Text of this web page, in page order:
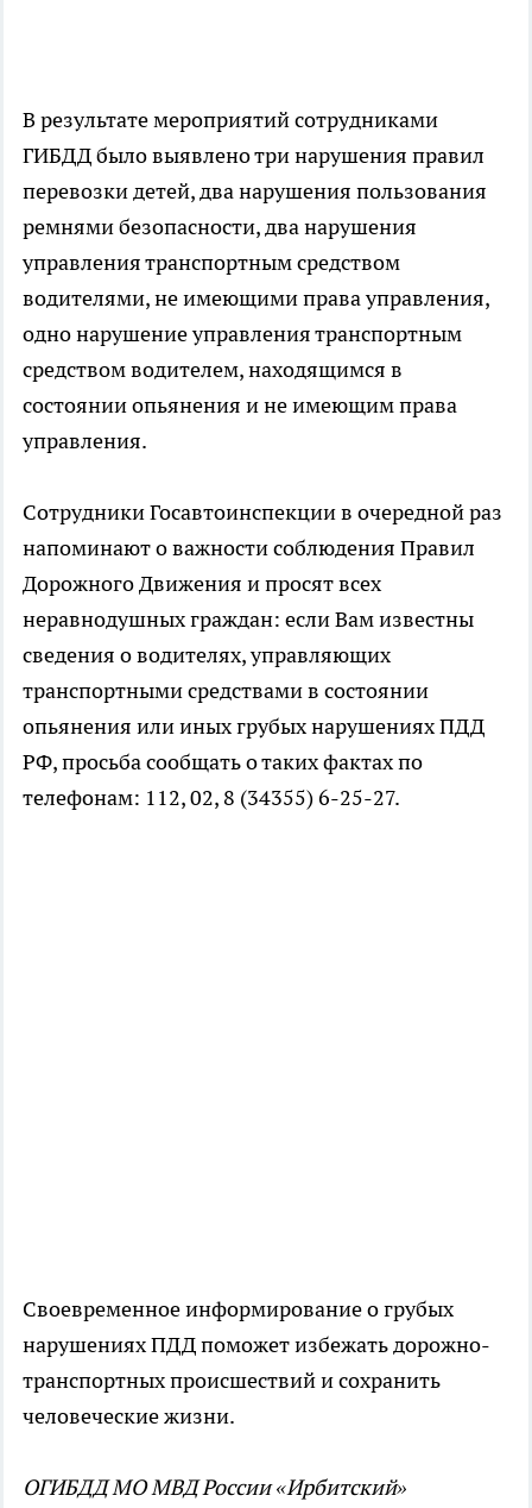
В результате мероприятий сотрудниками
ГИБДД было выявлено три нарушения правил
перевозки детей, два нарушения пользования
ремнями безопасности, два нарушения
управления транспортным средством
водителями, не имеющими права управления,
одно нарушение управления транспортным
средством водителем, находящимся в
состоянии опьянения и не имеющим права
управления.
Сотрудники Госавтоинспекции в очередной раз
напоминают о важности соблюдения Правил
Дорожного Движения и просят всех
неравнодушных граждан: если Вам известны
сведения о водителях, управляющих
транспортными средствами в состоянии
опьянения или иных грубых нарушениях ПДД
РФ, просьба сообщать о таких фактах по
телефонам: 112, 02, 8 (34355) 6-25-27.
Своевременное информирование о грубых
нарушениях ПДД поможет избежать дорожно-
транспортных происшествий и сохранить
человеческие жизни.
ОГИБДД МО МВД России «Ирбитский»